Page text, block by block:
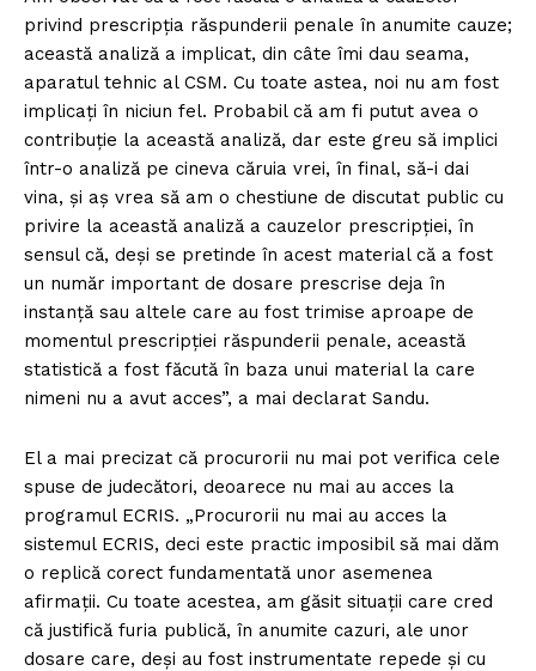
privind prescripția răspunderii penale în anumite cauze;
această analiză a implicat, din câte îmi dau seama,
aparatul tehnic al CSM. Cu toate astea, noi nu am fost
implicați în niciun fel. Probabil că am fi putut avea o
contribuție la această analiză, dar este greu să implici
într-o analiză pe cineva căruia vrei, în final, să-i dai
vina, și aș vrea să am o chestiune de discutat public cu
privire la această analiză a cauzelor prescripției, în
sensul că, deși se pretinde în acest material că a fost
un număr important de dosare prescrise deja în
instanță sau altele care au fost trimise aproape de
momentul prescripției răspunderii penale, această
statistică a fost făcută în baza unui material la care
nimeni nu a avut acces”, a mai declarat Sandu.
El a mai precizat că procurorii nu mai pot verifica cele
spuse de judecători, deoarece nu mai au acces la
programul ECRIS. „Procurorii nu mai au acces la
sistemul ECRIS, deci este practic imposibil să mai dăm
o replică corect fundamentată unor asemenea
afirmații. Cu toate acestea, am găsit situații care cred
că justifică furia publică, în anumite cazuri, ale unor
dosare care, deși au fost instrumentate repede și cu